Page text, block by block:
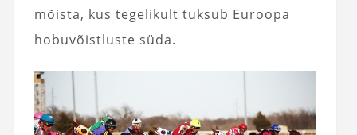
mõista, kus tegelikult tuksub Euroopa
hobuvõistluste süda.